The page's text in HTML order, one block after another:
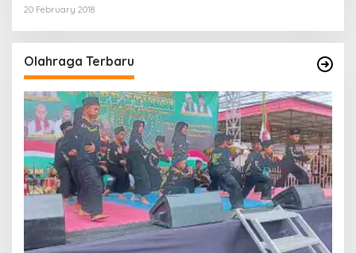
20 February 2018
Olahraga Terbaru